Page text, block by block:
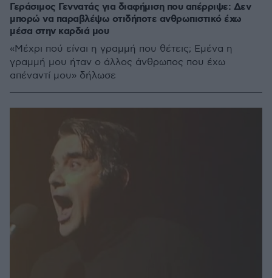
Γεράσιμος Γεννατάς για διαφήμιση που απέρριψε: Δεν
μπορώ να παραβλέψω οτιδήποτε ανθρωπιστικό έχω
μέσα στην καρδιά μου
«Μέχρι πού είναι η γραμμή που θέτεις; Εμένα η
γραμμή μου ήταν ο άλλος άνθρωπος που έχω
απέναντί μου» δήλωσε